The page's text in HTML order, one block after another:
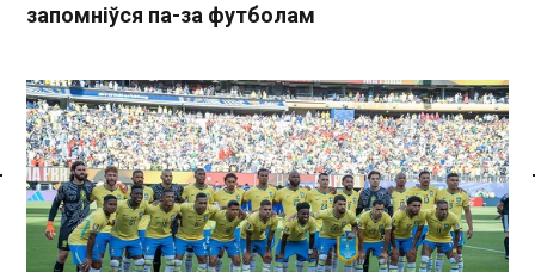
Спасылка без VPN
запомніўся па-за футболам